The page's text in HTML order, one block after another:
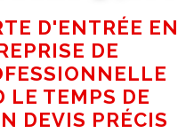
D'ENTRÉE EN
DE
LE TEMPS DE
DEVIS PRÉCIS